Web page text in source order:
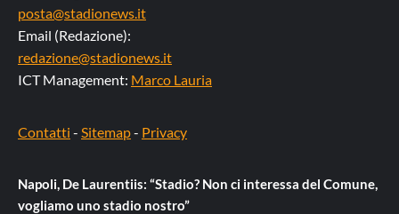
posta@stadionews.it
Email (Redazione):
redazione@stadionews.it
ICT Management: Marco Lauria
Contatti - Sitemap- Privacy
Napoli, De Laurentiis: “Stadio? Non ci interessa del Comune,
vogliamo uno stadio nostro”